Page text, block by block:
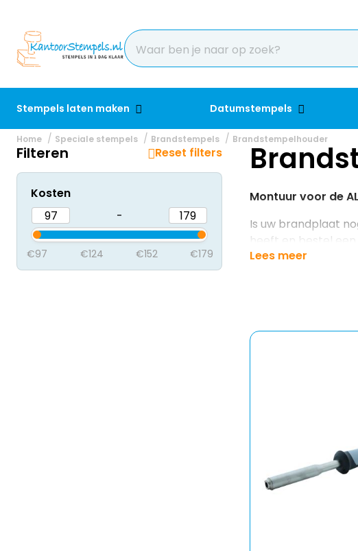
Stempels laten maken Datumstempels
Home Speciale stempels Brandstempels Brandstempelhouder
Montuur voor de
Is uw brandplaat
heeft en bestel
Lees meer
Filteren Reset filters
Kosten
-
€97 €124 €152 €179